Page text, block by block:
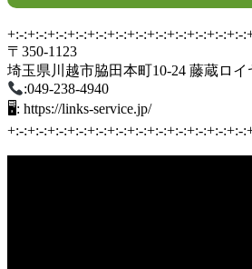
+:-:+:-:+:-:+:-:+:-:+:-:+:-:+:-:+:-:+:-:+:-:+:-
〒350-1123
埼玉県川越市脇田本町10-24 藤蔵ロイ
:049-238-4940
🖥: https://links-service.jp/
+:-:+:-:+:-:+:-:+:-:+:-:+:-:+:-:+:-:+:-:+:-:+:-